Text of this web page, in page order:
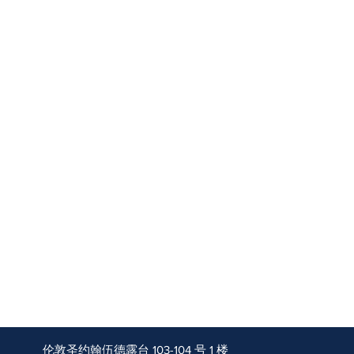
伦敦圣约翰伍德露台 103-104 号 1 楼